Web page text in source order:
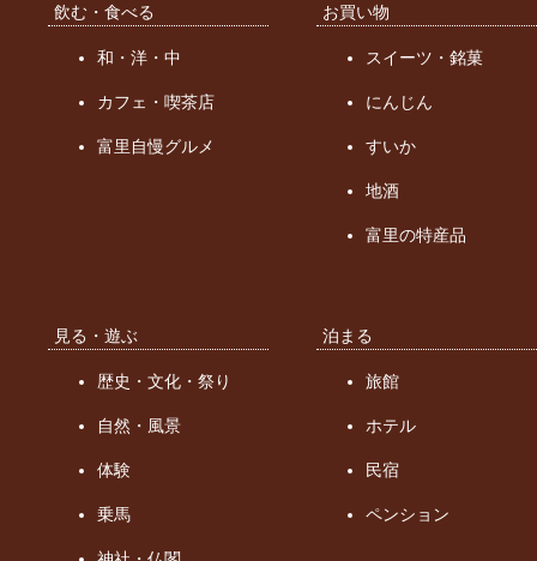
飲む・食べる
和・洋・中
カフェ・喫茶店
富里自慢グルメ
お買い物
スイーツ・銘菓
にんじん
すいか
地酒
富里の特産品
見る・遊ぶ
歴史・文化・祭り
自然・風景
体験
乗馬
泊まる
旅館
ホテル
民宿
ペンション